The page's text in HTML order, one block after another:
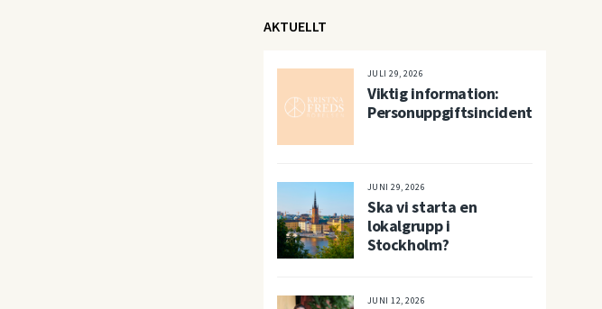
AKTUELLT
JULI 29, 2026
Viktig information:
Personuppgiftsincident
JUNI 29, 2026
Ska vi starta en
lokalgrupp i
Stockholm?
JUNI 12, 2026